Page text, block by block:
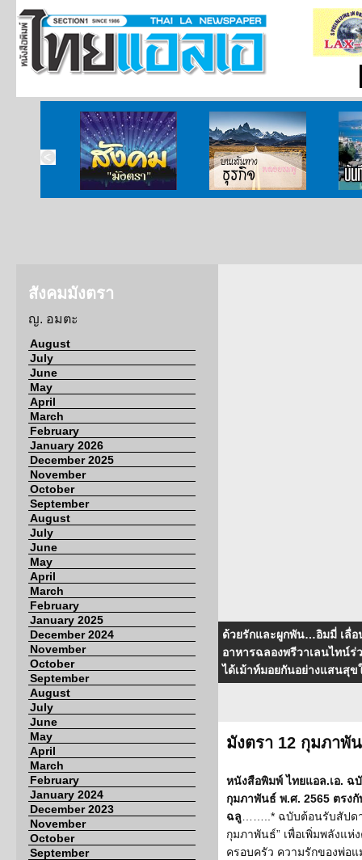
สังคมมังตรา บนเส้นทางธุรกิจ บั
สังคมมังตรา
ญ. อมตะ
August
July
June
May
April
March
February
January 2026
December 2025
November
October
September
August
July
June
May
April
March
February
January 2025
December 2024
November
October
September
August
July
June
May
April
March
February
January 2024
December 2023
November
October
September
ด้วยรักและผูกพัน…อิมมี่ เลื่
อาหารฉลองพรีวาเลนไทน์
ได้เม้าท์มอยกันอย่างแสนสุข
มังตรา 12 กุมภาพั
หนังสือพิมพ์ ไทยแอล.เอ. ฉ
กุมภาพันธ์ พ.ศ. 2565 ตรง
ฉลู ……..* ฉบับต้อนรับสัปด
กุมภาพันธ์” เพื่อเพิ่มพลังแ
ครอบครัว ความรักของพ่อ